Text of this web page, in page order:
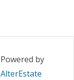
Powered by
AlterEstate